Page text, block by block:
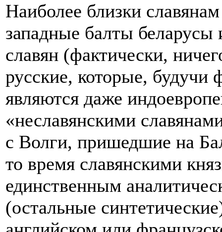
Наиболее близки
западные балты
славян (фактически,
русские, которые,
являются даже
«неславянскими
с Волги, пришедшие на
то время славянскими
единственным
(остальные